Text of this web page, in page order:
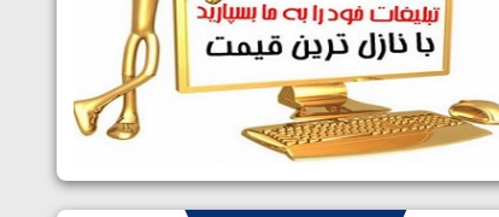
ایران چشم به راه چهار مدال در پنج وزن
دوم کشتی فرنگی نوجوانان جهان
1405/05/06